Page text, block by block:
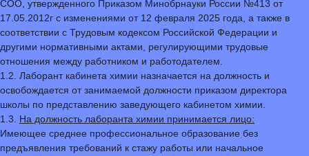
СОО, утвержденного Приказом Минобрнауки России №413 от
17.05.2012г с изменениями от 12 февраля 2025 года, а также в
соответствии с Трудовым кодексом Российской Федерации и
другими нормативными актами, регулирующими трудовые
отношения между работником и работодателем.
1.2. Лаборант кабинета химии назначается на должность и
освобождается от занимаемой должности приказом директора
школы по представлению заведующего кабинетом химии.
1.3. На должность лаборанта химии принимается лицо:
Имеющее среднее профессиональное образование без
предъявления требований к стажу работы или начальное